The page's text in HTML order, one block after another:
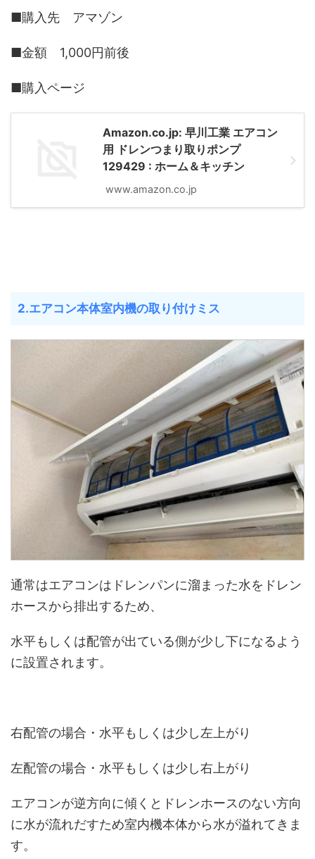
■購入先 アマゾン
■金額 1,000円前後
■購入ページ
Amazon.co.jp: 早川工業 エアコン
用 ドレンつまり取りポンプ
129429 : ホーム＆キッチン
www.amazon.co.jp
2.エアコン本体室内機の取り付けミス
通常はエアコンはドレンパンに溜まった水をドレン
ホースから排出するため、
水平もしくは配管が出ている側が少し下になるよう
に設置されます。
右配管の場合・水平もしくは少し左上がり
左配管の場合・水平もしくは少し右上がり
エアコンが逆方向に傾くとドレンホースのない方向
に水が流れだすため室内機本体から水が溢れてきま
す。